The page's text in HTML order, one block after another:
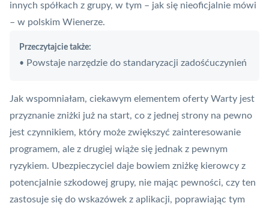
innych spółkach z grupy, w tym – jak się nieoficjalnie mówi
– w polskim Wienerze.
Przeczytajcie także:
• Powstaje narzędzie do standaryzacji zadośćuczynień
Jak wspomniałam, ciekawym elementem oferty Warty jest
przyznanie zniżki już na start, co z jednej strony na pewno
jest czynnikiem, który może zwiększyć zainteresowanie
programem, ale z drugiej wiąże się jednak z pewnym
ryzykiem. Ubezpieczyciel daje bowiem zniżkę kierowcy z
potencjalnie szkodowej grupy, nie mając pewności, czy ten
zastosuje się do wskazówek z aplikacji, poprawiając tym